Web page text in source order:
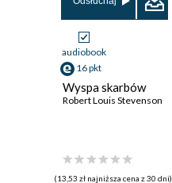
audiobook
16 pkt
Wyspa skarbów
Robert Louis Stevenson
(13,53 zł najniższa cena z 30 dni)